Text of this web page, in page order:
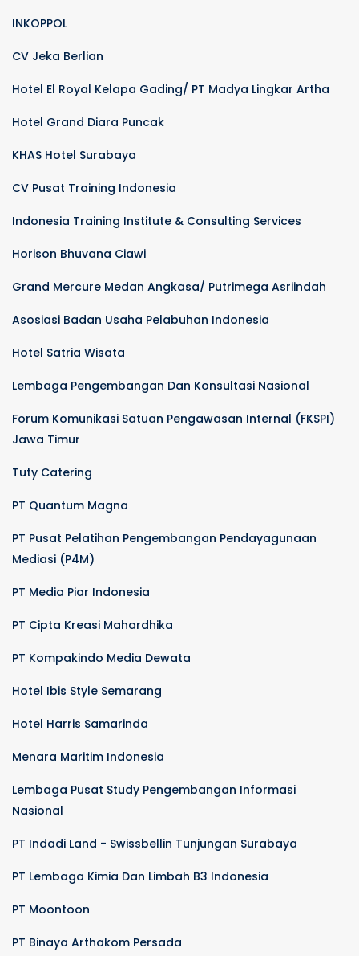
INKOPPOL
CV Jeka Berlian
Hotel El Royal Kelapa Gading/ PT Madya Lingkar Artha
Hotel Grand Diara Puncak
KHAS Hotel Surabaya
CV Pusat Training Indonesia
Indonesia Training Institute & Consulting Services
Horison Bhuvana Ciawi
Grand Mercure Medan Angkasa/ Putrimega Asriindah
Asosiasi Badan Usaha Pelabuhan Indonesia
Hotel Satria Wisata
Lembaga Pengembangan Dan Konsultasi Nasional
Forum Komunikasi Satuan Pengawasan Internal (FKSPI)
Jawa Timur
Tuty Catering
PT Quantum Magna
PT Pusat Pelatihan Pengembangan Pendayagunaan
Mediasi (P4M)
PT Media Piar Indonesia
PT Cipta Kreasi Mahardhika
PT Kompakindo Media Dewata
Hotel Ibis Style Semarang
Hotel Harris Samarinda
Menara Maritim Indonesia
Lembaga Pusat Study Pengembangan Informasi
Nasional
PT Indadi Land - Swissbellin Tunjungan Surabaya
PT Lembaga Kimia Dan Limbah B3 Indonesia
PT Moontoon
PT Binaya Arthakom Persada